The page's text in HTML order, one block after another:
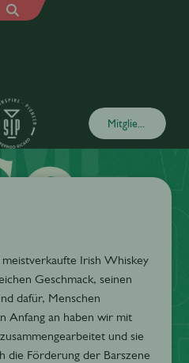
Mitglied werden
Irish Whiskey
Geschmack, seinen
dafür, Menschen
Anfang an haben wir mit
und sie
die Förderung der Barszene